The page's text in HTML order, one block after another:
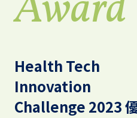
Health Tech
Innovation
Challenge 2023